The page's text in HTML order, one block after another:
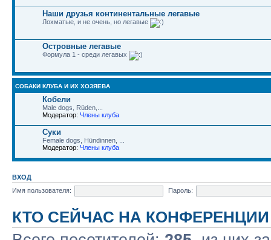
Наши друзья континентальные легавые
Лохматые, и не очень, но легавые
Островные легавые
Формула 1 - среди легавых
СОБАКИ КЛУБА И ИХ ХОЗЯЕВА
Кобели
Male dogs, Rüden,...
Модератор: Члены клуба
Суки
Female dogs, Hündinnen, ...
Модератор: Члены клуба
ВХОД
Имя пользователя:
Пароль:
КТО СЕЙЧАС НА КОНФЕРЕНЦИИ